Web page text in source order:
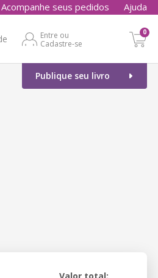
Acompanhe seus pedidos Ajuda
Entre ou
Cadastre-se
0
Publique seu livro